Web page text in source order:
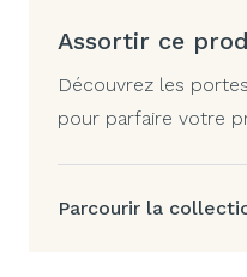
Assortir ce
Découvrez les
pour parfaire votre
Parcourir la